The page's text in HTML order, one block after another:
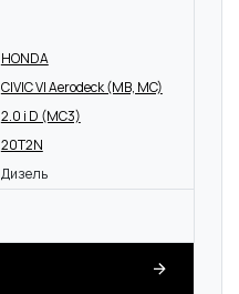
HONDA
CIVIC VI Aerodeck (MB, MC)
2.0 i D (MC3)
20T2N
Дизель